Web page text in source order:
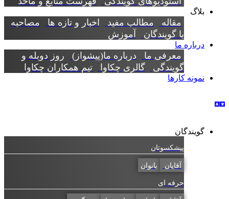
بلاگ
مقاله مطالب مفید اخبار و تازه ها
مصاحبه
با گویندگان آموزش
درباره ما
معرفی ما درباره ما(پیشواز)
روز دوبله و
گویندگی گالری چکاوا تیم همکاران چکاوا
نمونه کارها
گویندگان
پیشکسوتان
بانوان
حرفه ای